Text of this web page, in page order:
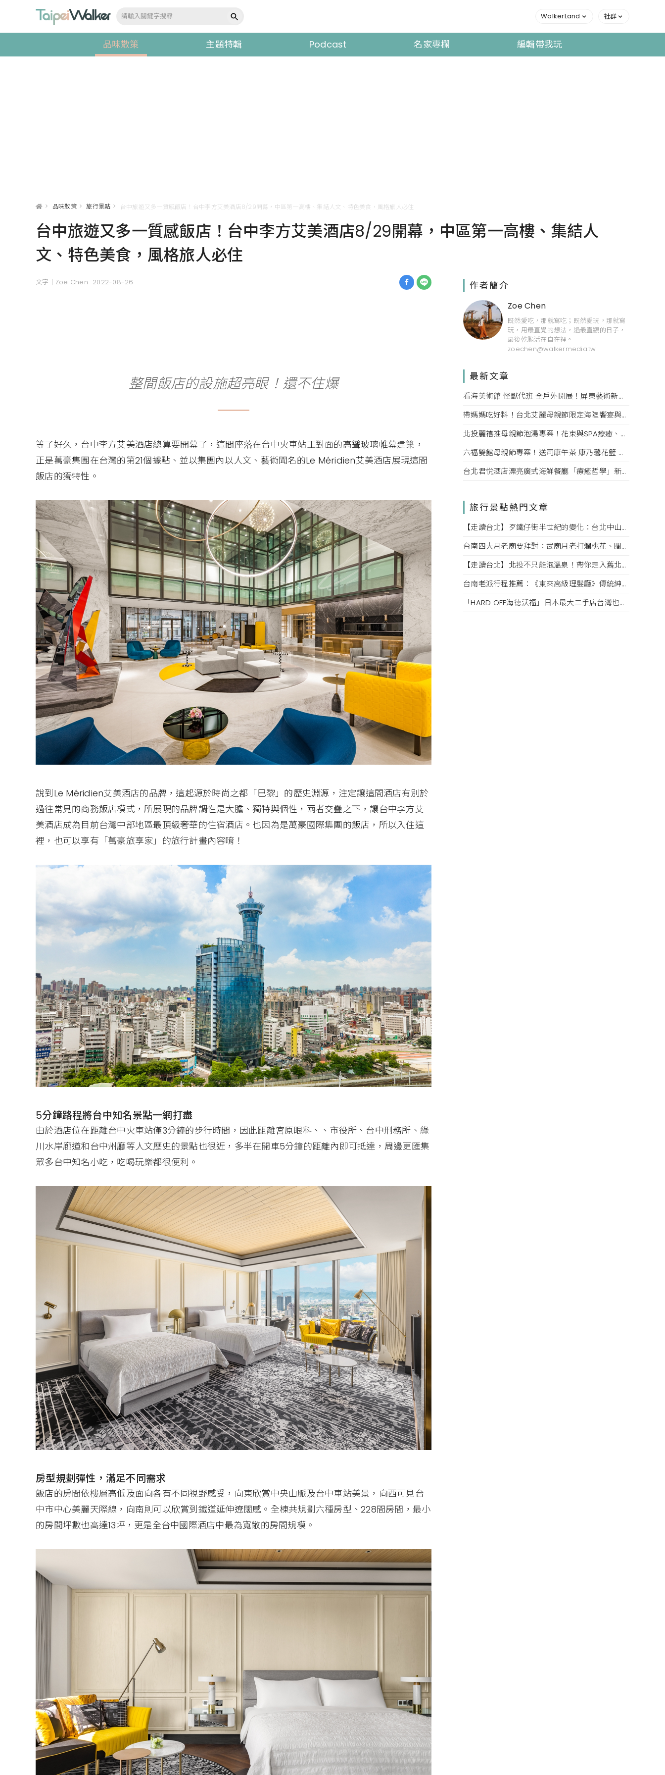
WalkerLand 社群
品味散策 主題特輯 Podcast 名家專欄 編輯帶我玩
> 品味散策 > 旅行景點 > 台中旅遊又多一質感飯店！台中李方艾美酒店8/29開幕，中區第一高樓、集結人文、特色美食，風格旅人必住
台中旅遊又多一質感飯店！台中李方艾美酒店8/29開幕，中區第一高樓、集結人
文、特色美食，風格旅人必住
文字｜Zoe Chen 2022-08-26
整間飯店的設施超亮眼！還不住爆
等了好久，台中李方艾美酒店總算要開幕了，這間座落在台中火車站正對面的高聳玻璃帷幕建築，
正是萬豪集團在台灣的第21個據點、並以集團內以人文、藝術聞名的Le Méridien艾美酒店展現這間
飯店的獨特性。
說到Le Méridien艾美酒店的品牌，這起源於時尚之都「巴黎」的歷史淵源，注定讓這間酒店有別於
過往常見的商務飯店模式，所展現的品牌調性是大膽、獨特與個性，兩者交疊之下，讓台中李方艾
美酒店成為目前台灣中部地區最頂級奢華的住宿酒店。也因為是萬豪國際集團的飯店，所以入住這
裡，也可以享有「萬豪旅享家」的旅行計畫內容唷！
5分鐘路程將台中知名景點一網打盡
由於酒店位在距離台中火車站僅3分鐘的步行時間，因此距離宮原眼科、、市役所、台中刑務所、綠
川水岸廊道和台中州廳等人文歷史的景點也很近，多半在開車5分鐘的距離內即可抵達，周邊更匯集
眾多台中知名小吃，吃喝玩樂都很便利。
房型規劃彈性，滿足不同需求
飯店的房間依樓層高低及面向各有不同視野感受，向東欣賞中央山脈及台中車站美景，向西可見台
中市中心美麗天際線，向南則可以欣賞到鐵道延伸遼闊感。全棟共規劃六種房型、228間房間，最小
的房間坪數也高達13坪，更是全台中國際酒店中最為寬敞的房間規模。
作者簡介
Zoe Chen
既然愛吃，那就寫吃；既然愛玩，那就寫
玩，用最直覺的想法，過最直觀的日子，
最後乾脆活在自在裡。
zoechen@walkermedia.tw
最新文章
看海美術館 怪獸代班 全戶外開展！屏東藝術新亮點 網美必拍。
帶媽媽吃好料！台北艾麗母親節限定海陸饗宴與住房專案一次收藏。
北投麗禧推母親節泡湯專案！花束與SPA療癒、甜點同步登場
六福雙館母親節專案！送司康午茶 康乃馨花籃 演唱會票，高鐵78折限量。
台北君悅酒店漂亮廣式海鮮餐廳「療癒哲學」新菜單！每一口都成為心靈的享受。
旅行景點熱門文章
【走讀台北】歹鐵仔街半世紀的變化：台北中山赤峰街上文創小店內的故事
台南四大月老廟要拜對：武廟月老打爛桃花、闊嘴月老說媒牽姻緣，愛情也該對症下藥
【走讀台北】北投不只能泡溫泉！帶你走入舊北投的老街巷弄，探索老台北的迷人風情
台南老派行程推薦：《東來高級理髮廳》傳統紳士小姐的高級坐洗體驗、掏耳、按摩一次滿足！
「HARD OFF海德沃福」日本最大二手店台灣也逛得到，3C、名牌、古著逛不完，快點來挖寶吧！